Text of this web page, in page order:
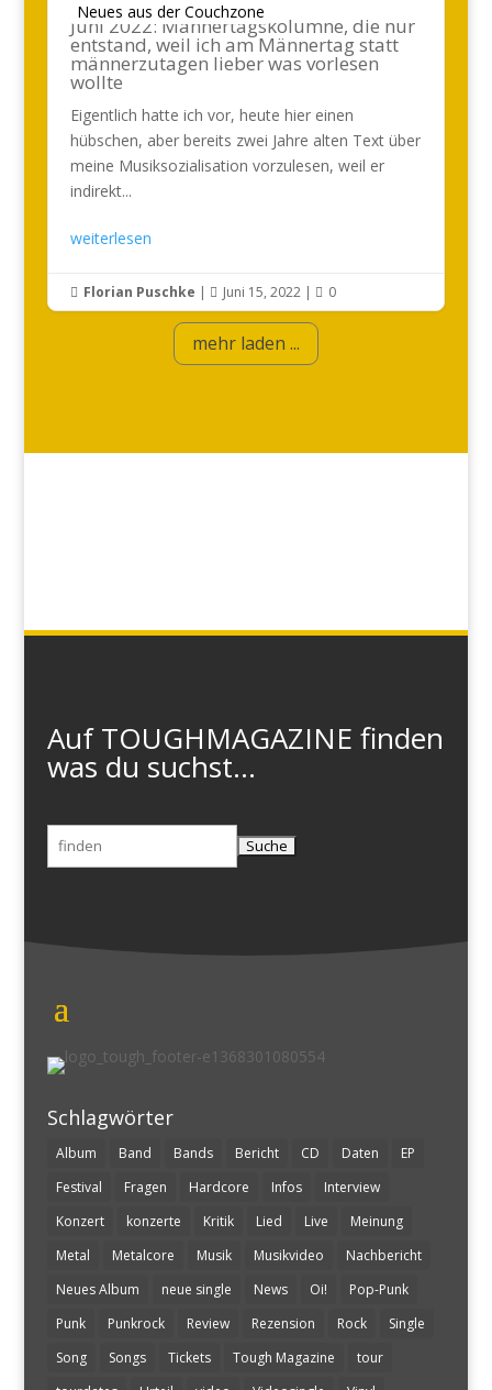
Neues aus der Couchzone
Juni 2022: Männertagskolumne, die nur
entstand, weil ich am Männertag statt
männerzutagen lieber was vorlesen
wollte
Eigentlich hatte ich vor, heute hier einen
hübschen, aber bereits zwei Jahre alten Text über
meine Musiksozialisation vorzulesen, weil er
indirekt...
weiterlesen
 Florian Puschke |  Juni 15, 2022|  0
mehr laden ...
Auf TOUGHMAGAZINE finden
was du suchst...
Suchen
Schlagwörter
Album Band Bands Bericht CD Daten
EP
Festival
Fragen Hardcore Infos
Interview
Konzert
konzerte Kritik Lied Live
Meinung
Metal
Metalcore Musik Musikvideo
Nachbericht
Neues Album
neue single News Oi!
Pop-Punk
Punk
Punkrock Review Rezension Rock
Single
Song
Songs Tickets Tough Magazine
tour